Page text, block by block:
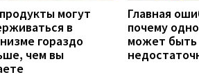
могут
в
гораздо
чем вы
Главная
почему
может быть